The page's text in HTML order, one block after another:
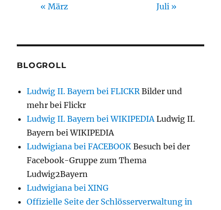
« März Juli »
BLOGROLL
Ludwig II. Bayern bei FLICKRBilder und
mehr bei Flickr
Ludwig II. Bayern bei WIKIPEDIALudwig II.
Bayern bei WIKIPEDIA
Ludwigiana bei FACEBOOK Besuch bei der
Facebook-Gruppe zum Thema
Ludwig2Bayern
Ludwigiana bei XING
Offizielle Seite der Schlösserverwaltung in